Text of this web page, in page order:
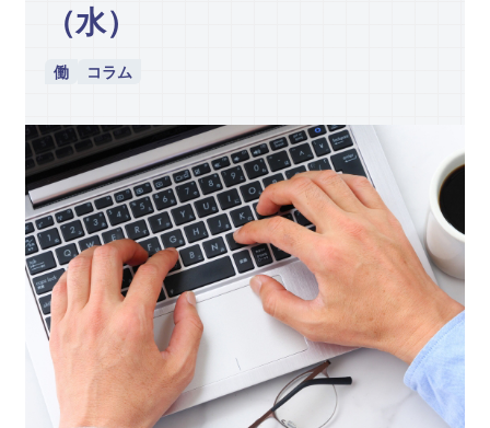
（水）
働 コラム